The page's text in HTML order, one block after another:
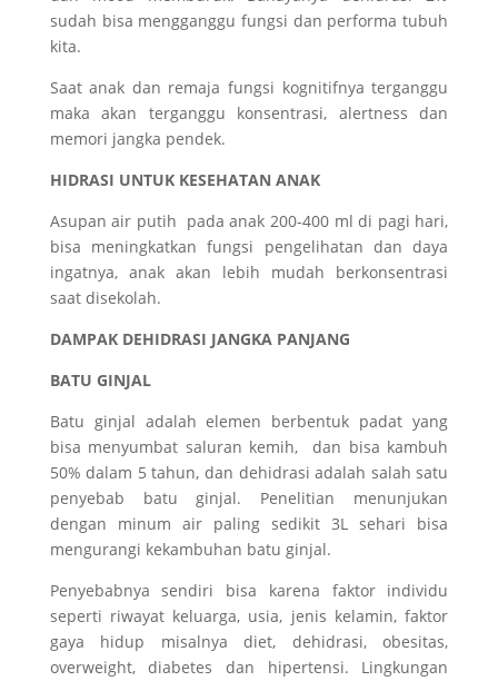
sudah bisa mengganggu fungsi dan performa tubuh
kita.
Saat anak dan remaja fungsi kognitifnya terganggu
maka akan terganggu konsentrasi, alertness dan
memori jangka pendek.
HIDRASI UNTUK KESEHATAN ANAK
Asupan air putih pada anak 200-400 ml di pagi hari,
bisa meningkatkan fungsi pengelihatan dan daya
ingatnya, anak akan lebih mudah berkonsentrasi
saat disekolah.
DAMPAK DEHIDRASI JANGKA PANJANG
BATU GINJAL
Batu ginjal adalah elemen berbentuk padat yang
bisa menyumbat saluran kemih, dan bisa kambuh
50% dalam 5 tahun, dan dehidrasi adalah salah satu
penyebab batu ginjal. Penelitian menunjukan
dengan minum air paling sedikit 3L sehari bisa
mengurangi kekambuhan batu ginjal.
Penyebabnya sendiri bisa karena faktor individu
seperti riwayat keluarga, usia, jenis kelamin, faktor
gaya hidup misalnya diet, dehidrasi, obesitas,
overweight, diabetes dan hipertensi. Lingkungan